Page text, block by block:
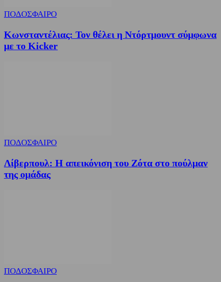
ΠΟΔΟΣΦΑΙΡΟ
Κωνσταντέλιας: Τον θέλει η Ντόρτμουντ σύμφωνα
με το Kicker
ΠΟΔΟΣΦΑΙΡΟ
Λίβερπουλ: Η απεικόνιση του Ζότα στο πούλμαν
της ομάδας
ΠΟΔΟΣΦΑΙΡΟ